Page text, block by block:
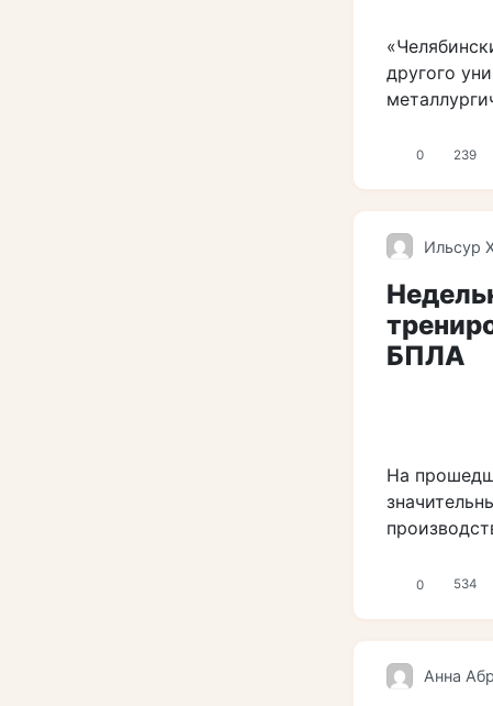
другого
0 239
Ильсур
БПЛА
На
0 534
Анна